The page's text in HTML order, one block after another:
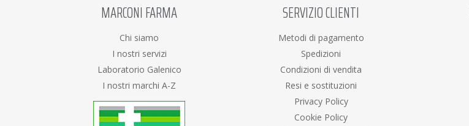
MARCONI FARMA
Chi siamo
I nostri servizi
Laboratorio Galenico
I nostri marchi A-Z
SERVIZIO CLIENTI
Metodi di pagamento
Spedizioni
Condizioni di vendita
Resi e sostituzioni
Privacy Policy
Cookie Policy